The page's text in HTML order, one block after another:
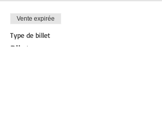
Vente expirée
Type de billet
Pilates